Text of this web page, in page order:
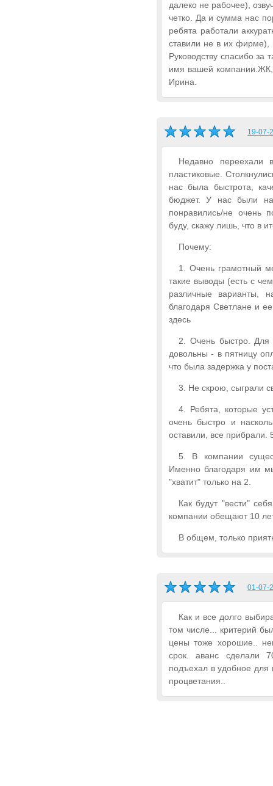
далеко не рабочее),
четко. Да и сумма нас
ребята работали
ставили не в их фирме),
Руководству спасибо за
имя вашей
Ирина.
19-07-
Недавно переехали
пластиковые.
нас была быстрота,
бюджет. У нас были
понравились/не очень
буду, скажу лишь, что в
Почему:
1. Очень грамотный
такие выводы (есть с
различные варианты,
благодаря Светлане и
здесь
2. Очень быстро. Для
довольны - в пятницу
что была задержка у
3. Не скрою, сыграли
4. Ребята, которые
очень быстро и
оставили, все прибрали.
5. В компании
Именно благодаря им
"хватит" только на 2.
Как будут "вести"
компании обещают 10
В общем, только
01-07-
Как и все долго
том числе... критерий
цены тоже хорошие..
срок. аванс сделали
подъехал в удобное
процветания..